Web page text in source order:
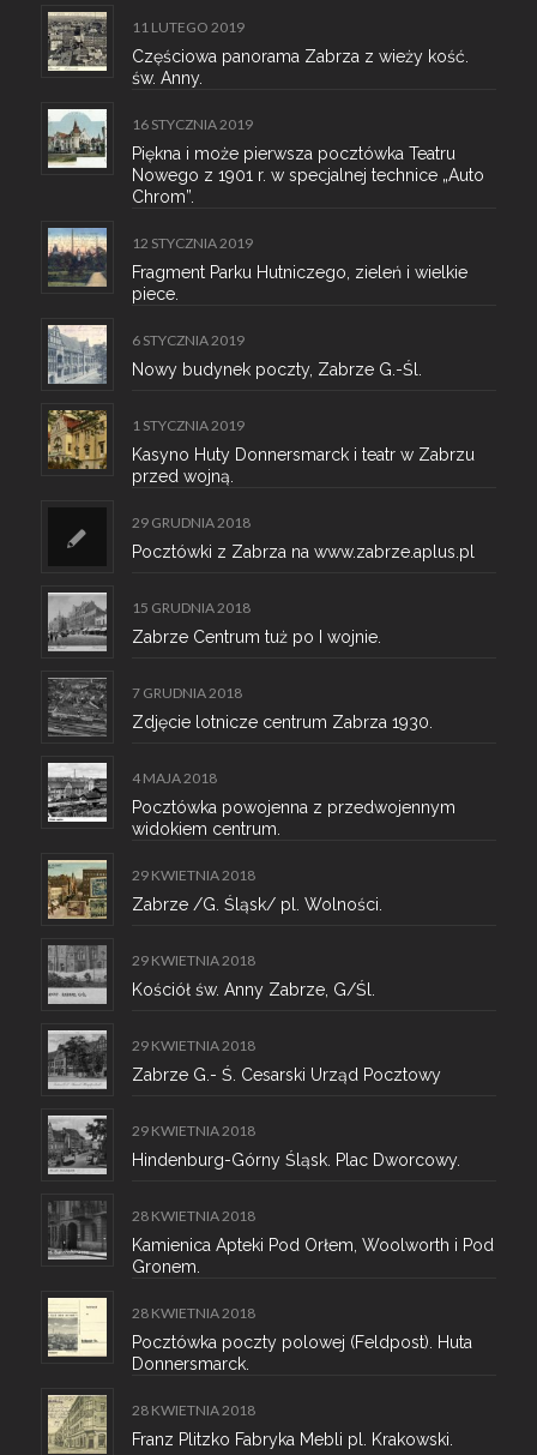
11 LUTEGO 2019
Częściowa panorama Zabrza z wieży kość.
św. Anny.
16 STYCZNIA 2019
Piękna i może pierwsza pocztówka Teatru
Nowego z 1901 r. w specjalnej technice „Auto
Chrom”.
12 STYCZNIA 2019
Fragment Parku Hutniczego, zieleń i wielkie
piece.
6 STYCZNIA 2019
Nowy budynek poczty, Zabrze G.-Śl.
1 STYCZNIA 2019
Kasyno Huty Donnersmarck i teatr w Zabrzu
przed wojną.
29 GRUDNIA 2018
Pocztówki z Zabrza na www.zabrze.aplus.pl
15 GRUDNIA 2018
Zabrze Centrum tuż po I wojnie.
7 GRUDNIA 2018
Zdjęcie lotnicze centrum Zabrza 1930.
4 MAJA 2018
Pocztówka powojenna z przedwojennym
widokiem centrum.
29 KWIETNIA 2018
Zabrze /G. Śląsk/ pl. Wolności.
29 KWIETNIA 2018
Kościół św. Anny Zabrze, G/Śl.
29 KWIETNIA 2018
Zabrze G.- Ś. Cesarski Urząd Pocztowy
29 KWIETNIA 2018
Hindenburg-Górny Śląsk. Plac Dworcowy.
28 KWIETNIA 2018
Kamienica Apteki Pod Orłem, Woolworth i Pod
Gronem.
28 KWIETNIA 2018
Pocztówka poczty polowej (Feldpost). Huta
Donnersmarck.
28 KWIETNIA 2018
Franz Plitzko Fabryka Mebli pl. Krakowski.